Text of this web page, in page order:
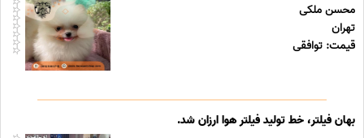
محسن ملکی
تهران
قیمت: توافقی
بهان فیلتر، خط تولید فیلتر هوا ارزان شد.